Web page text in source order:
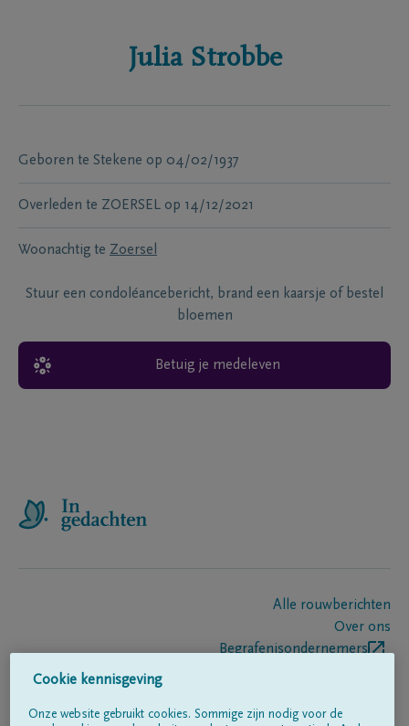
Julia Strobbe
Geboren te Stekene op 04/02/1937
Overleden te ZOERSEL op 14/12/2021
Woonachtig te Zoersel
Stuur een condoléancebericht, brand een kaarsje of bestel
bloemen
Betuig je medeleven
Alle rouwberichten
Over ons
Begrafenisondernemers
Cookie kennisgeving
Onze website gebruikt cookies. Sommige zijn nodig voor de